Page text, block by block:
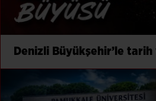
Denizli Büyükşehir’le